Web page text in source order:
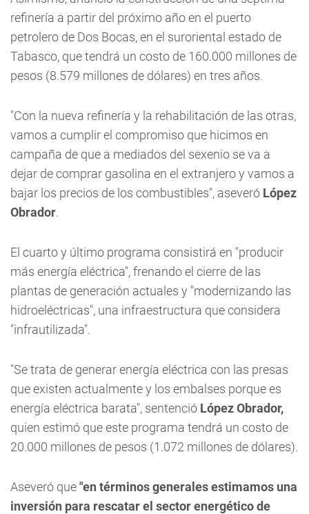
refinería a partir del próximo año en el puerto
petrolero de Dos Bocas, en el suroriental estado de
Tabasco, que tendrá un costo de 160.000 millones de
pesos (8.579 millones de dólares) en tres años.
"Con la nueva refinería y la rehabilitación de las otras,
vamos a cumplir el compromiso que hicimos en
campaña de que a mediados del sexenio se va a
dejar de comprar gasolina en el extranjero y vamos a
bajar los precios de los combustibles", aseveró López
Obrador.
El cuarto y último programa consistirá en "producir
más energía eléctrica", frenando el cierre de las
plantas de generación actuales y "modernizando las
hidroeléctricas", una infraestructura que considera
"infrautilizada".
"Se trata de generar energía eléctrica con las presas
que existen actualmente y los embalses porque es
energía eléctrica barata", sentenció López Obrador,
quien estimó que este programa tendrá un costo de
20.000 millones de pesos (1.072 millones de dólares).
Aseveró que"en términos generales estimamos una
inversión para rescatar el sector energético de